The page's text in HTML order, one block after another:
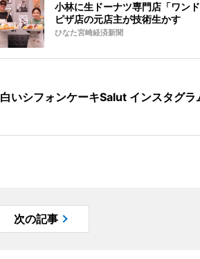
小林に生ドーナツ専門店「ワンド
ピザ店の元店主が技術生かす
ひなた宮崎経済新聞
白いシフォンケーキSalut インスタグラ
次の記事